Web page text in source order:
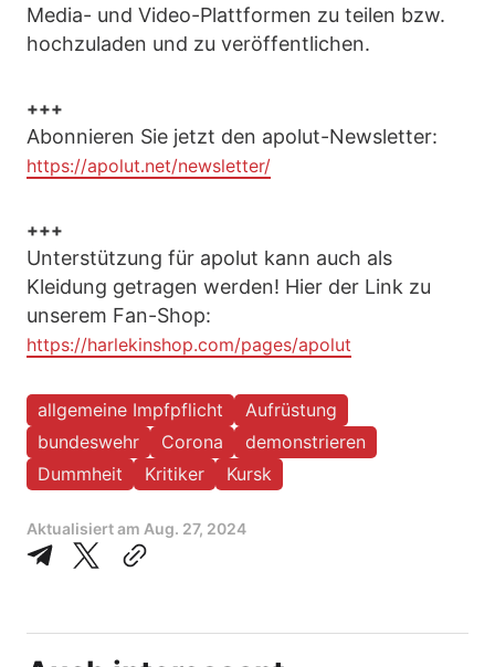
Media- und Video-Plattformen zu teilen bzw.
hochzuladen und zu veröffentlichen.
+++
Abonnieren Sie jetzt den apolut-Newsletter:
https://apolut.net/newsletter/
+++
Unterstützung für apolut kann auch als
Kleidung getragen werden! Hier der Link zu
unserem Fan-Shop:
https://harlekinshop.com/pages/apolut
allgemeine Impfpflicht
Aufrüstung
bundeswehr
Corona
demonstrieren
Dummheit
Kritiker Kursk
Aktualisiert am Aug. 27, 2024